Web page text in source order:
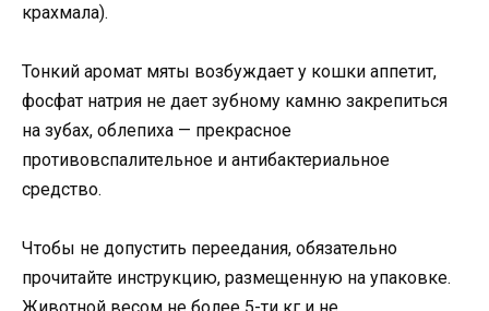
крахмала).
Тонкий аромат мяты возбуждает у кошки аппетит,
фосфат натрия не дает зубному камню закрепиться
на зубах, облепиха — прекрасное
противовспалительное и антибактериальное
средство.
Чтобы не допустить переедания, обязательно
прочитайте инструкцию, размещенную на упаковке.